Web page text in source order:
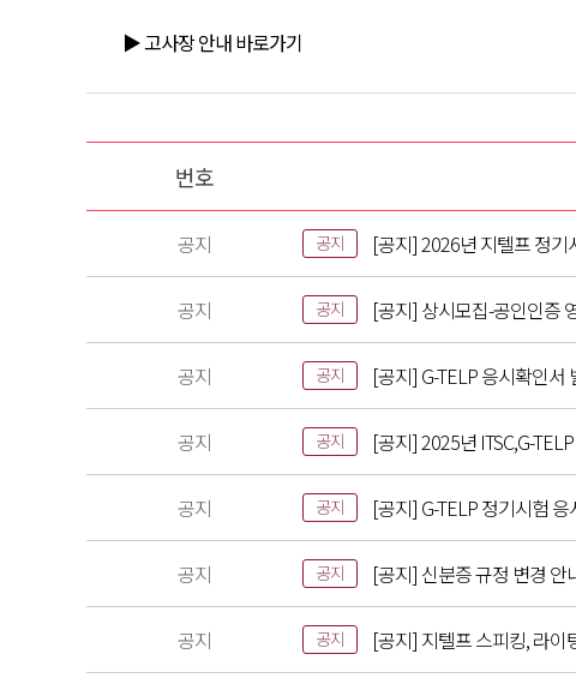
▶ 고사장 안내 바로가기
번호
공지 공지 [공지] 2026년 지텔프 정기
공지 공지 [공지] 상시모집-공인인증
공지 공지 [공지] G-TELP 응시확인서
공지 공지 [공지] 2025년 ITSC,G-
공지 공지 [공지] G-TELP 정기시험
공지 공지 [공지] 신분증 규정 변경 안
공지 공지 [공지] 지텔프 스피킹, 라이